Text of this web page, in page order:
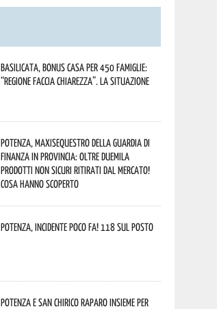
Basilicata, Bonus casa per 450 famiglie:
“Regione faccia chiarezza”. La situazione
Potenza, maxisequestro della Guardia di
Finanza in provincia: oltre duemila
prodotti non sicuri ritirati dal mercato!
Cosa hanno scoperto
Potenza, incidente poco fa! 118 sul posto
Potenza e San Chirico Raparo insieme per